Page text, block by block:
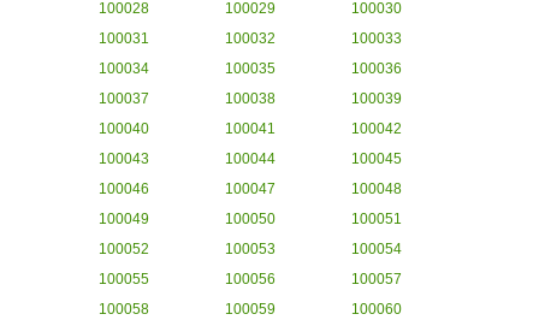
100028
100029
100030
100031
100032
100033
100034
100035
100036
100037
100038
100039
100040
100041
100042
100043
100044
100045
100046
100047
100048
100049
100050
100051
100052
100053
100054
100055
100056
100057
100058
100059
100060